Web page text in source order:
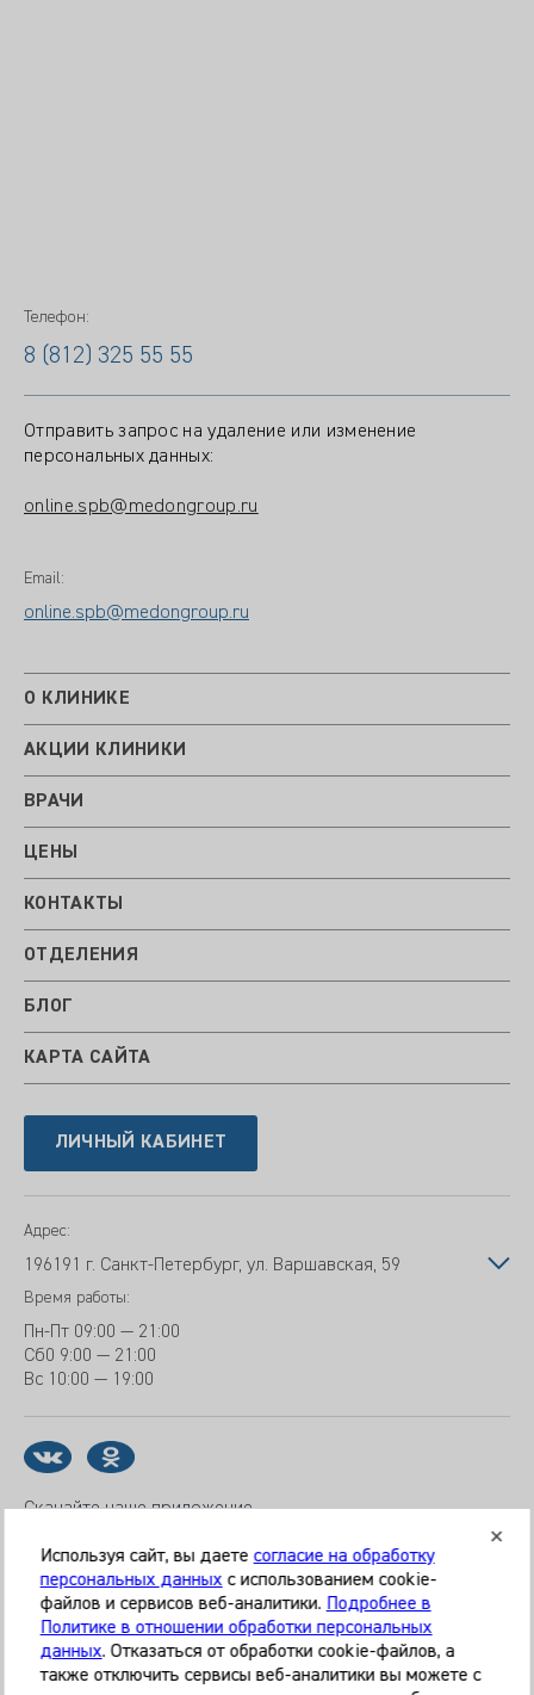
Телефон:
8 (812) 325 55 55
Отправить запрос на удаление или изменение
персональных данных:
online.spb@medongroup.ru
Email:
online.spb@medongroup.ru
О КЛИНИКЕ
АКЦИИ КЛИНИКИ
ВРАЧИ
ЦЕНЫ
КОНТАКТЫ
ОТДЕЛЕНИЯ
БЛОГ
КАРТА САЙТА
ЛИЧНЫЙ КАБИНЕТ
Адрес:
196191 г. Санкт-Петербург, ул. Варшавская, 59
Время работы:
Пн-Пт 09:00 — 21:00
Сб0 9:00 — 21:00
Вс 10:00 — 19:00
Скачайте наше приложение
© 2026 Клиника «МЕДИКАЛ ОН ГРУП»
Все права защищены
Используя сайт, вы даете согласие на обработку
персональных данныхс использованием cookie-
файлов и сервисов веб-аналитики. Подробнее в
Политике в отношении обработки персональных
данных. Отказаться от обработки cookie-файлов, а
также отключить сервисы веб-аналитики вы можете с